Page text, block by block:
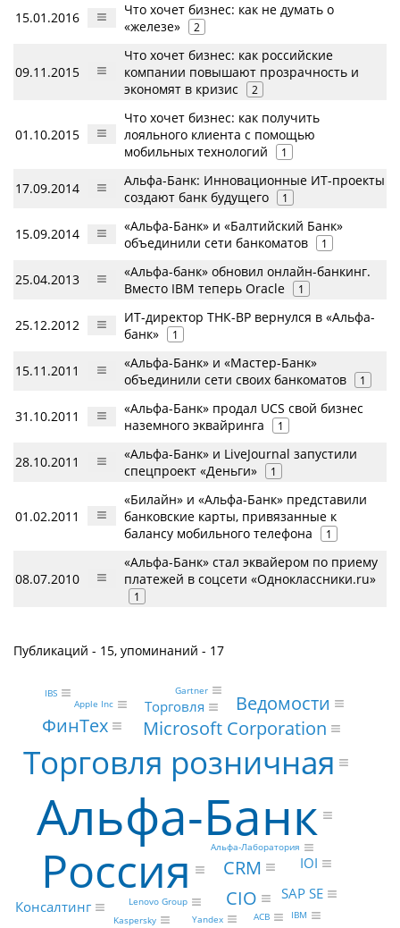
15.01.2016
Что хочет бизнес: как не думать о
«железе»
2
09.11.2015
Что хочет бизнес: как российские
компании повышают прозрачность и
экономят в кризис
2
01.10.2015
Что хочет бизнес: как получить
лояльного клиента с помощью
мобильных технологий
1
17.09.2014
Альфа-Банк: Инновационные ИТ-проекты
создают банк будущего
1
15.09.2014
«Альфа-Банк» и «Балтийский Банк»
объединили сети банкоматов
1
25.04.2013
«Альфа-банк» обновил онлайн-банкинг.
Вместо IBM теперь Oracle
1
25.12.2012
ИТ-директор ТНК-BP вернулся в «Альфа-
банк»
1
15.11.2011
«Альфа-Банк» и «Мастер-Банк»
объединили сети своих банкоматов
1
31.10.2011
«Альфа-Банк» продал UCS свой бизнес
наземного эквайринга
1
28.10.2011
«Альфа-Банк» и LiveJournal запустили
спецпроект «Деньги»
1
01.02.2011
«Билайн» и «Альфа-Банк» представили
банковские карты, привязанные к
балансу мобильного телефона
1
08.07.2010
«Альфа-Банк» стал эквайером по приему
платежей в соцсети «Одноклассники.ru»
1
Публикаций - 15, упоминаний - 17
Альфа-Банк
Россия
Торговля розничная
Microsoft Corporation
CRM
ФинТех
CIO
Ведомости
SAP SE
Торговля
Консалтинг
IOI
Альфа-Лаборатория
Kaspersky Yandex
Lenovo Group
Apple Inc
IBM
IBS
АСВ
Gartner